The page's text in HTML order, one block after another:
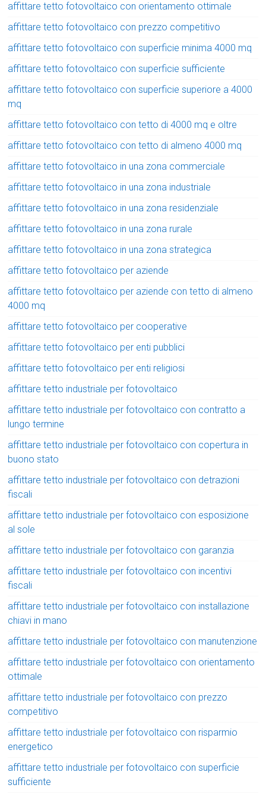
affittare tetto fotovoltaico con orientamento ottimale
affittare tetto fotovoltaico con prezzo competitivo
affittare tetto fotovoltaico con superficie minima 4000 mq
affittare tetto fotovoltaico con superficie sufficiente
affittare tetto fotovoltaico con superficie superiore a 4000
mq
affittare tetto fotovoltaico con tetto di 4000 mq e oltre
affittare tetto fotovoltaico con tetto di almeno 4000 mq
affittare tetto fotovoltaico in una zona commerciale
affittare tetto fotovoltaico in una zona industriale
affittare tetto fotovoltaico in una zona residenziale
affittare tetto fotovoltaico in una zona rurale
affittare tetto fotovoltaico in una zona strategica
affittare tetto fotovoltaico per aziende
affittare tetto fotovoltaico per aziende con tetto di almeno
4000 mq
affittare tetto fotovoltaico per cooperative
affittare tetto fotovoltaico per enti pubblici
affittare tetto fotovoltaico per enti religiosi
affittare tetto industriale per fotovoltaico
affittare tetto industriale per fotovoltaico con contratto a
lungo termine
affittare tetto industriale per fotovoltaico con copertura in
buono stato
affittare tetto industriale per fotovoltaico con detrazioni
fiscali
affittare tetto industriale per fotovoltaico con esposizione
al sole
affittare tetto industriale per fotovoltaico con garanzia
affittare tetto industriale per fotovoltaico con incentivi
fiscali
affittare tetto industriale per fotovoltaico con installazione
chiavi in mano
affittare tetto industriale per fotovoltaico con manutenzione
affittare tetto industriale per fotovoltaico con orientamento
ottimale
affittare tetto industriale per fotovoltaico con prezzo
competitivo
affittare tetto industriale per fotovoltaico con risparmio
energetico
affittare tetto industriale per fotovoltaico con superficie
sufficiente